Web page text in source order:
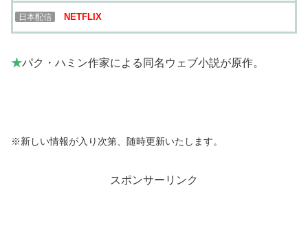
日本配信 NETFLIX
★パク・ハミン作家による同名ウェブ小説が原作。
※新しい情報が入り次第、随時更新いたします。
スポンサーリンク